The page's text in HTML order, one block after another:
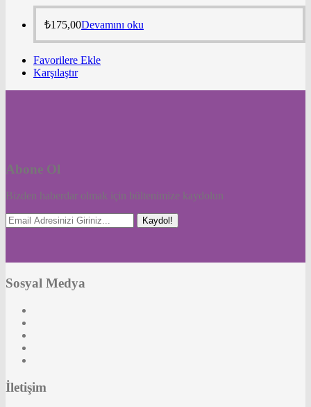
₺175,00Devamını oku
Favorilere Ekle
Karşılaştır
Abone Ol
Bizden haberdar olmak için bültenimize kaydolun
Kaydol!
Sosyal Medya
İletişim